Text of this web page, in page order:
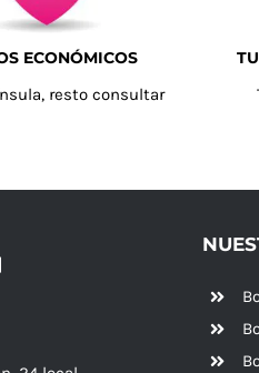
ECONÓMICOS
resto consultar